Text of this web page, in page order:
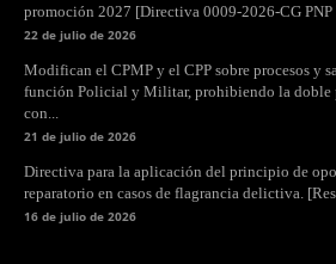
promoción 2027 [Directiva 0009-2026-CG PNP
22 de julio de 2026
Modifican el CPMP y el CPP sobre procesos y
función Policial y Militar, prohibiendo la doble
con...
21 de julio de 2026
Directiva para la aplicación del principio de
reparatorio en casos de flagrancia delictiva.
16 de julio de 2026